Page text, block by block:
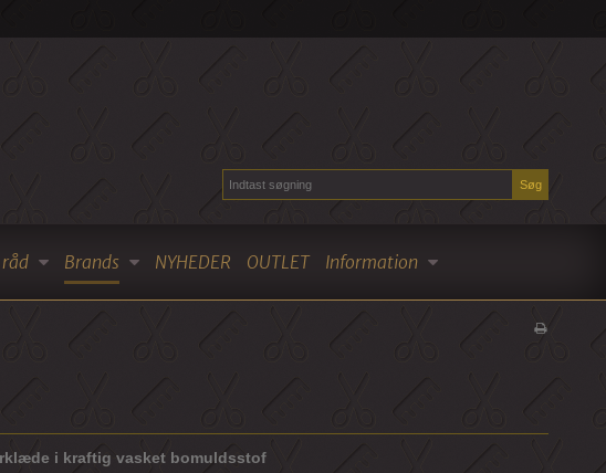
Søg
Brands NYHEDER OUTLET Information
i kraftig vasket bomuldsstof